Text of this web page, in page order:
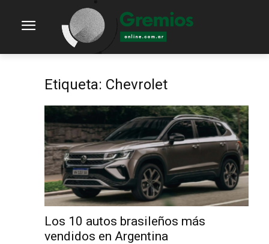
Etiqueta: Chevrolet
Los 10 autos brasileños más
vendidos en Argentina